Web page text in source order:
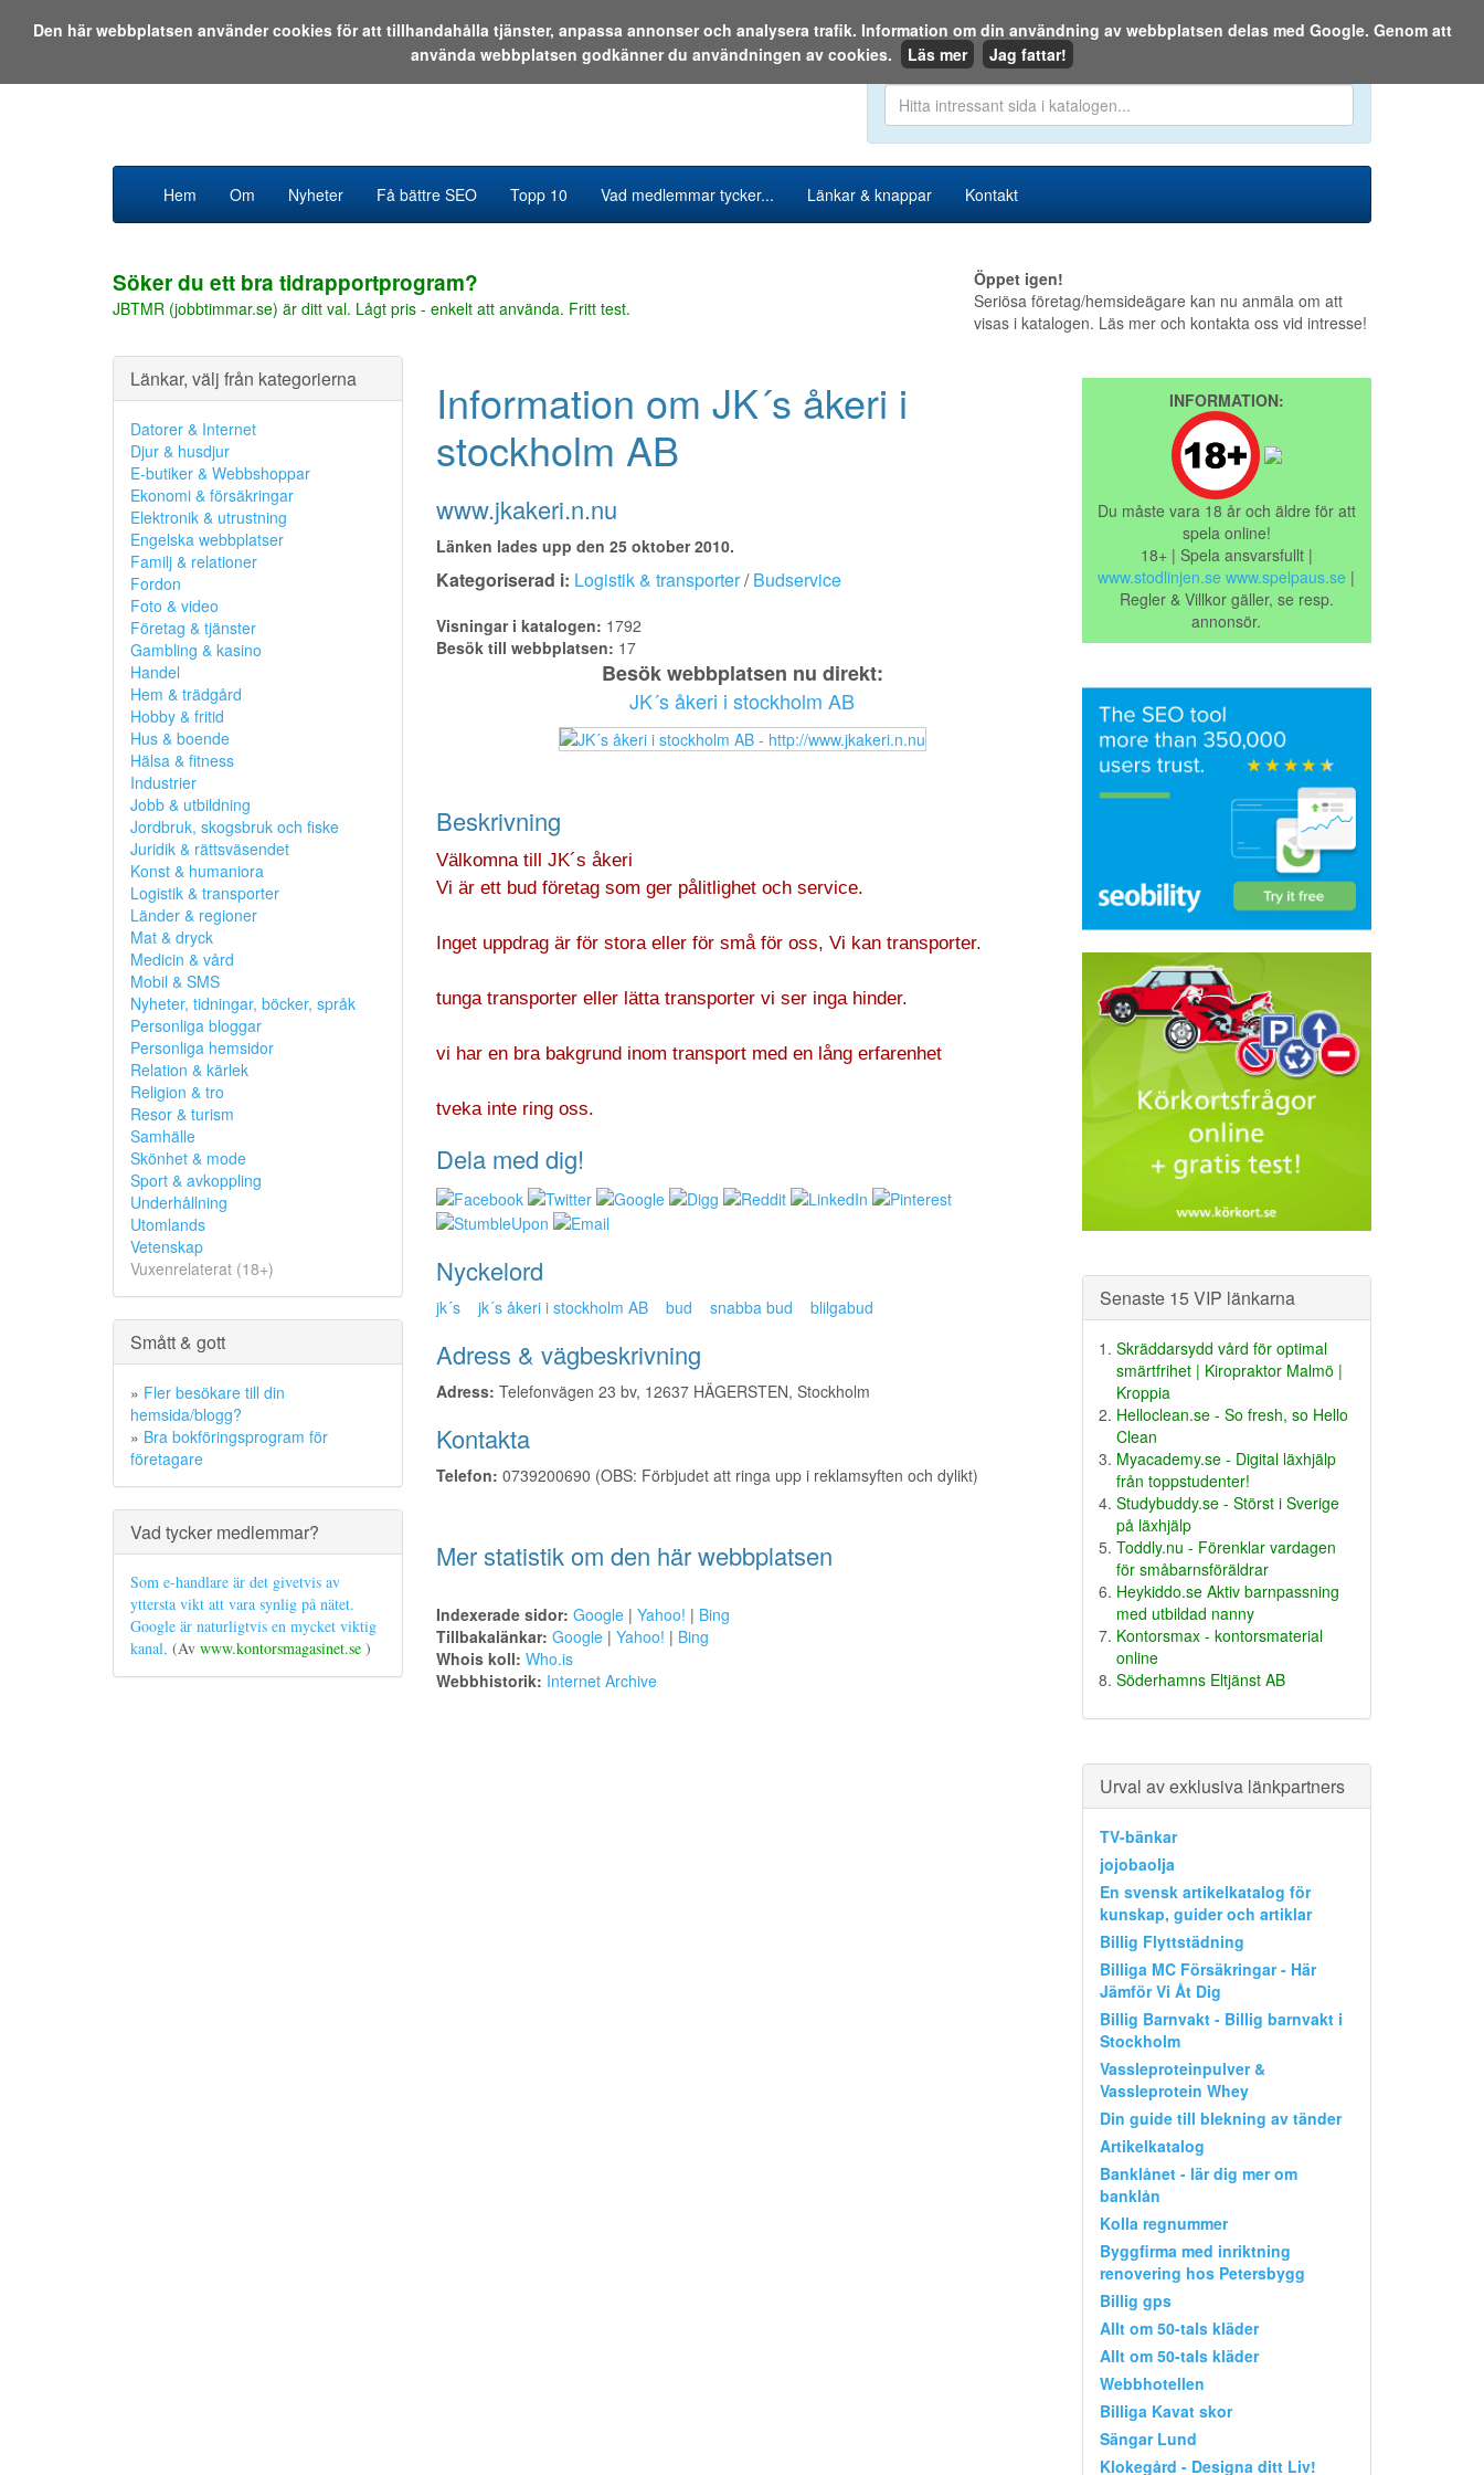
Den 7 augusti 2026
Sök i katalogen eller på webben:
Hem Om Nyheter Få bättre SEO Topp 10 Vad medlemmar tycker... Länkar & knappar Kontakt
Söker du ett bra tidrapportprogram?
JBTMR (jobbtimmar.se) är ditt val. Lågt pris - enkelt att använda. Fritt test.
Öppet igen!
Seriösa företag/hemsideägare kan nu anmäla om att
visas i katalogen. Läs mer och kontakta oss vid intresse!
Länkar, välj från kategorierna
Datorer & Internet
Djur & husdjur
E-butiker & Webbshoppar
Ekonomi & försäkringar
Elektronik & utrustning
Engelska webbplatser
Familj & relationer
Fordon
Foto & video
Företag & tjänster
Gambling & kasino
Handel
Hem & trädgård
Hobby & fritid
Hus & boende
Hälsa & fitness
Industrier
Jobb & utbildning
Jordbruk, skogsbruk och fiske
Juridik & rättsväsendet
Konst & humaniora
Logistik & transporter
Länder & regioner
Mat & dryck
Medicin & vård
Mobil & SMS
Nyheter, tidningar, böcker, språk
Personliga bloggar
Personliga hemsidor
Relation & kärlek
Religion & tro
Resor & turism
Samhälle
Skönhet & mode
Sport & avkoppling
Underhållning
Utomlands
Vetenskap
Vuxenrelaterat (18+)
Smått & gott
» Fler besökare till din
hemsida/blogg?
» Bra bokföringsprogram för
företagare
Vad tycker medlemmar?
Som e-handlare är det givetvis av
yttersta vikt att vara synlig på nätet.
Google är naturligtvis en mycket viktig
kanal, (Av www.kontorsmagasinet.se )
Information om JK´s åkeri i
stockholm AB
www.jkakeri.n.nu
Länken lades upp den 25 oktober 2010.
Kategoriserad i: Logistik & transporter/Budservice
Visningar i katalogen: 1792
Besök till webbplatsen: 17
Besök webbplatsen nu direkt:
JK´s åkeri i stockholm AB
Beskrivning
Välkomna till JK´s åkeri
Vi är ett bud företag som ger pålitlighet och service.
Inget uppdrag är för stora eller för små för oss, Vi kan transporter.
tunga transporter eller lätta transporter vi ser inga hinder.
vi har en bra bakgrund inom transport med en lång erfarenhet
tveka inte ring oss.
Dela med dig!
Nyckelord
jk´s jk´s åkeri i stockholm AB bud snabba bud blilgabud
Adress & vägbeskrivning
Adress: Telefonvägen 23 bv, 12637 HÄGERSTEN, Stockholm
Kontakta
Telefon: 0739200690 (OBS: Förbjudet att ringa upp i reklamsyften och dylikt)
Mer statistik om den här webbplatsen
Indexerade sidor: Google| Yahoo! | Bing
Tillbakalänkar: Google| Yahoo! | Bing
Whois koll: Who.is
Webbhistorik: Internet Archive
INFORMATION:
Du måste vara 18 år och äldre för att
spela online!
18+ | Spela ansvarsfullt |
www.stodlinjen.se www.spelpaus.se |
Regler & Villkor gäller, se resp.
annonsör.
Senaste 15 VIP länkarna
Skräddarsydd vård för optimal
smärtfrihet | Kiropraktor Malmö |
Kroppia
Helloclean.se - So fresh, so Hello
Clean
Myacademy.se - Digital läxhjälp
från toppstudenter!
Studybuddy.se - Störst i Sverige
på läxhjälp
Toddly.nu - Förenklar vardagen
för småbarnsföräldrar
Heykiddo.se Aktiv barnpassning
med utbildad nanny
Kontorsmax - kontorsmaterial
online
Söderhamns Eltjänst AB
Urval av exklusiva länkpartners
TV-bänkar
jojobaolja
En svensk artikelkatalog för
kunskap, guider och artiklar
Billig Flyttstädning
Billiga MC Försäkringar - Här
Jämför Vi Åt Dig
Billig Barnvakt - Billig barnvakt i
Stockholm
Vassleproteinpulver &
Vassleprotein Whey
Din guide till blekning av tänder
Artikelkatalog
Banklånet - lär dig mer om
banklån
Kolla regnummer
Byggfirma med inriktning
renovering hos Petersbygg
Billig gps
Allt om 50-tals kläder
Allt om 50-tals kläder
Webbhotellen
Billiga Kavat skor
Sängar Lund
Klokegård - Designa ditt Liv!
Den här webbplatsen använder cookies för att tillhandahålla tjänster, anpassa annonser och analysera trafik. Information om din användning av webbplatsen delas med Google. Genom att
använda webbplatsen godkänner du användningen av cookies.
Läs mer Jag fattar!